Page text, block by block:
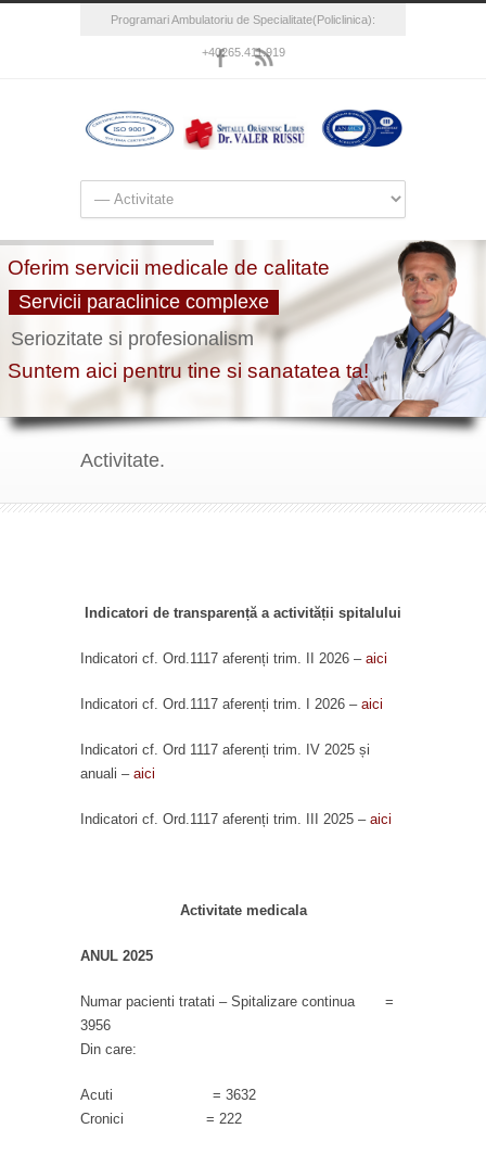
Programari Ambulatoriu de Specialitate(Policlinica):
+40265.411.919
Activitate.
Indicatori de transparență a activității spitalului
Indicatori cf. Ord.1117 aferenți trim. II 2026 – aici
Indicatori cf. Ord.1117 aferenți trim. I 2026 – aici
Indicatori cf. Ord 1117 aferenți trim. IV 2025 și
anuali – aici
Indicatori cf. Ord.1117 aferenți trim. III 2025 – aici
Activitate medicala
ANUL 2025
Numar pacienti tratati – Spitalizare continua =
3956
Din care:
Acuti = 3632
Cronici = 222